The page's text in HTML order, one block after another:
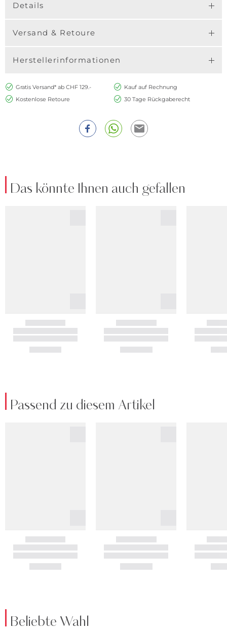
Details
Versand & Retoure
Herstellerinformationen
Gratis Versand* ab CHF 129.-
Kauf auf Rechnung
Kostenlose Retoure
30 Tage Rückgaberecht
Das könnte Ihnen auch gefallen
Passend zu diesem Artikel
Beliebte Wahl